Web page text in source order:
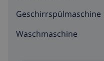
Geschirrspülmaschine
Waschmaschine